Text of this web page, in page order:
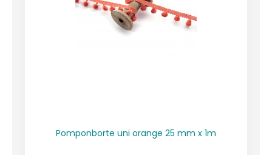
Pomponborte uni orange 25 mm x 1m